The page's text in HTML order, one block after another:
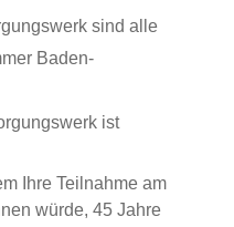
sind alle
Baden-
ist
Ihre Teilnahme am
würde, 45 Jahre